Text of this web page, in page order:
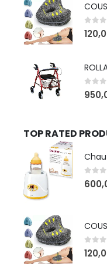
0
0 sur
TOP RATED
0
0